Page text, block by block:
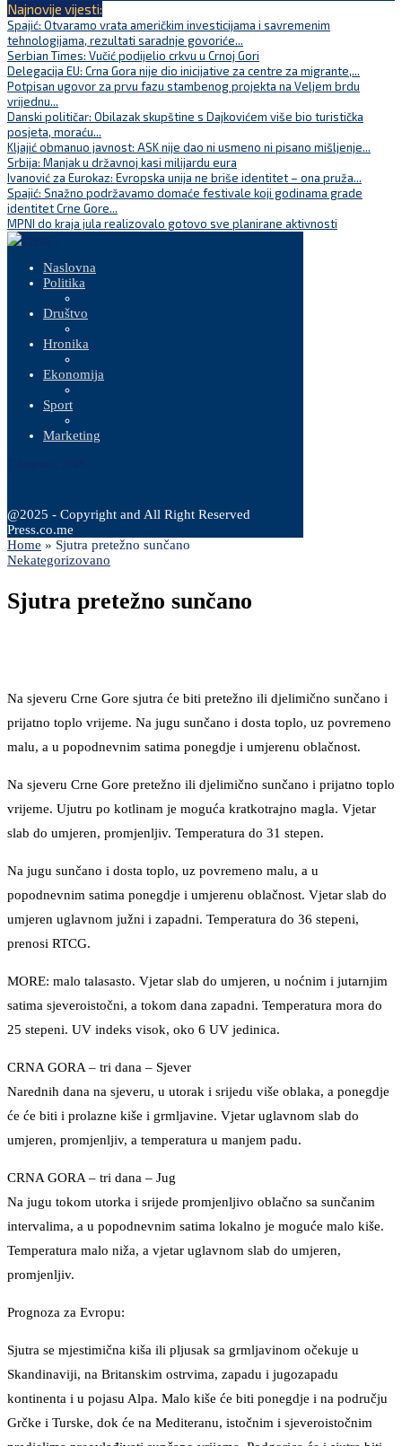
Najnovije vijesti:
Spajić: Otvaramo vrata američkim investicijama i savremenim
tehnologijama, rezultati saradnje govoriće...
Serbian Times: Vučić podijelio crkvu u Crnoj Gori
Delegacija EU: Crna Gora nije dio inicijative za centre za migrante,...
Potpisan ugovor za prvu fazu stambenog projekta na Veljem brdu
vrijednu...
Danski političar: Obilazak skupštine s Dajkovićem više bio turistička
posjeta, moraću...
Kljajić obmanuo javnost: ASK nije dao ni usmeno ni pisano mišljenje...
Srbija: Manjak u državnoj kasi milijardu eura
Ivanović za Eurokaz: Evropska unija ne briše identitet – ona pruža...
Spajić: Snažno podržavamo domaće festivale koji godinama grade
identitet Crne Gore...
MPNI do kraja jula realizovalo gotovo sve planirane aktivnosti
Naslovna
Politika
Društvo
Hronika
Ekonomija
Sport
Marketing
@2025 - Copyright and All Right Reserved
Press.co.me
Home » Sjutra pretežno sunčano
Nekategorizovano
Sjutra pretežno sunčano
Na sjeveru Crne Gore sjutra će biti pretežno ili djelimično sunčano i
prijatno toplo vrijeme. Na jugu sunčano i dosta toplo, uz povremeno
malu, a u popodnevnim satima ponegdje i umjerenu oblačnost.
Na sjeveru Crne Gore pretežno ili djelimično sunčano i prijatno toplo
vrijeme. Ujutru po kotlinam je moguća kratkotrajno magla. Vjetar
slab do umjeren, promjenljiv. Temperatura do 31 stepen.
Na jugu sunčano i dosta toplo, uz povremeno malu, a u
popodnevnim satima ponegdje i umjerenu oblačnost. Vjetar slab do
umjeren uglavnom južni i zapadni. Temperatura do 36 stepeni,
prenosi RTCG.
MORE: malo talasasto. Vjetar slab do umjeren, u noćnim i jutarnjim
satima sjeveroistočni, a tokom dana zapadni. Temperatura mora do
25 stepeni. UV indeks visok, oko 6 UV jedinica.
CRNA GORA – tri dana – Sjever
Narednih dana na sjeveru, u utorak i srijedu više oblaka, a ponegdje
će će biti i prolazne kiše i grmljavine. Vjetar uglavnom slab do
umjeren, promjenljiv, a temperatura u manjem padu.
CRNA GORA – tri dana – Jug
Na jugu tokom utorka i srijede promjenljivo oblačno sa sunčanim
intervalima, a u popodnevnim satima lokalno je moguće malo kiše.
Temperatura malo niža, a vjetar uglavnom slab do umjeren,
promjenljiv.
Prognoza za Evropu:
Sjutra se mjestimična kiša ili pljusak sa grmljavinom očekuje u
Skandinaviji, na Britanskim ostrvima, zapadu i jugozapadu
kontinenta i u pojasu Alpa. Malo kiše će biti ponegdje i na području
Grčke i Turske, dok će na Mediteranu, istočnim i sjeveroistočnim